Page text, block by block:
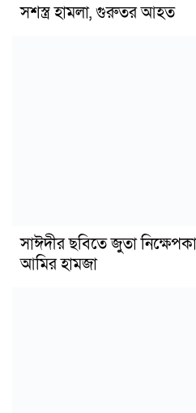
সশস্ত্র হামলা, গুরুতর আহত
সাঈদীর ছবিতে জুতা
আমির হামজা